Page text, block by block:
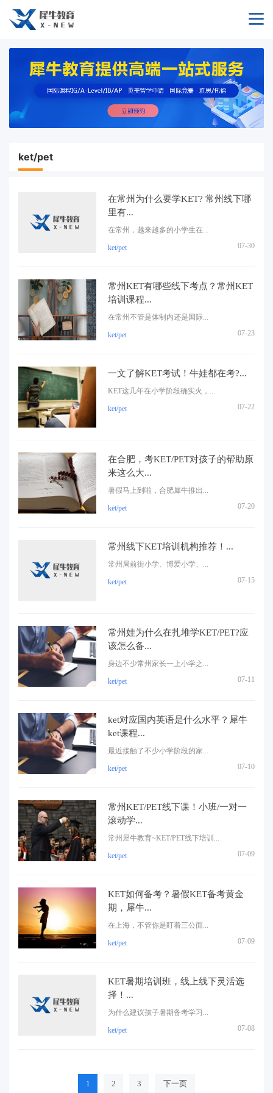
ket/pet
在常州为什么要学KET? 常州线下哪
里有...
在常州，越来越多的小学生在...
ket/pet 07-30
常州KET有哪些线下考点？常州KET
培训课程...
在常州不管是体制内还是国际...
ket/pet 07-23
一文了解KET考试！牛娃都在考?...
KET这几年在小学阶段确实火，...
ket/pet 07-22
在合肥，考KET/PET对孩子的帮助原
来这么大...
暑假马上到啦，合肥犀牛推出...
ket/pet 07-20
常州线下KET培训机构推荐！...
常州局前街小学、博爱小学、...
ket/pet 07-15
常州娃为什么在扎堆学KET/PET?应
该怎么备...
身边不少常州家长一上小学之...
ket/pet 07-11
ket对应国内英语是什么水平？犀牛
ket课程...
最近接触了不少小学阶段的家...
ket/pet 07-10
常州KET/PET线下课！小班/一对一
滚动学...
常州犀牛教育~KET/PET线下培训...
ket/pet 07-09
KET如何备考？暑假KET备考黄金
期，犀牛...
在上海，不管你是盯着三公面...
ket/pet 07-09
KET暑期培训班，线上线下灵活选
择！...
为什么建议孩子暑期备考学习...
ket/pet 07-08
1 2 3 下一页